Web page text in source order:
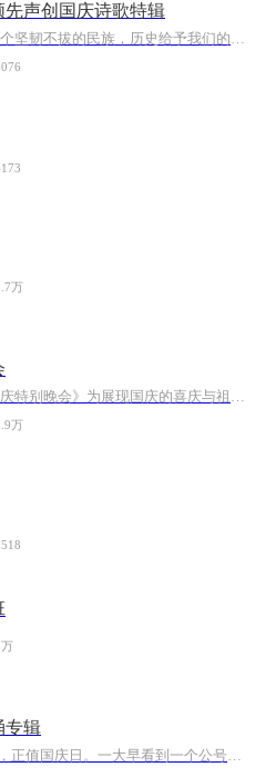
先声创国庆诗歌特辑
我们的民族是一个坚韧不拔的民族，历史给予我们的苦难都变成了闪着金光的勋章！我们的国家是一个龙腾虎跃的国家，那条巨龙正以不可阻挡之势崛起于神奇的东方！------------------------------------------------值此祖国70周年华诞之际，领先声创以诗歌向祖国献礼！用我们的声音、用我们的热血、用我们的灵魂诵读经典爱国篇章，歌颂我们的祖国！永远繁荣富强！
万
《原创》：《国庆特别晚会》为展现国庆的喜庆与祖国的深情我将以具体的场景切入从清晨升旗的庄严到街头巷尾的欢庆到历史与当下的交融，用优美的笔触传递对祖国的热爱与自豪！用诗歌和情感美文形式，歌颂祖国的繁荣富强，祝人民幸福安康！
万
万
专辑
2018年10月1日，正值国庆日。一大早看到一个公号文章，正是文天祥的《己卯十月一日至燕越五日罹狴犴有感而赋》。当然，彼十一非当今的十一。不过数字的巧合还是让人感触，今天拿来读一读，体味一番历史英杰的民族情怀，恰也当时。 根据诗题来看，这组诗是写于十月一日至十月五日之间，是文天祥被俘之后所作，这些诗作不仅有凛凛正气，更也能看的到他百端交集的复杂情感。另一首于右任先生的《望大陆》，微信公号有称《望乡》，一句“山之上国之殇”荡气回肠，一并兴起拿来读了一读。仓促间多有瑕疵...